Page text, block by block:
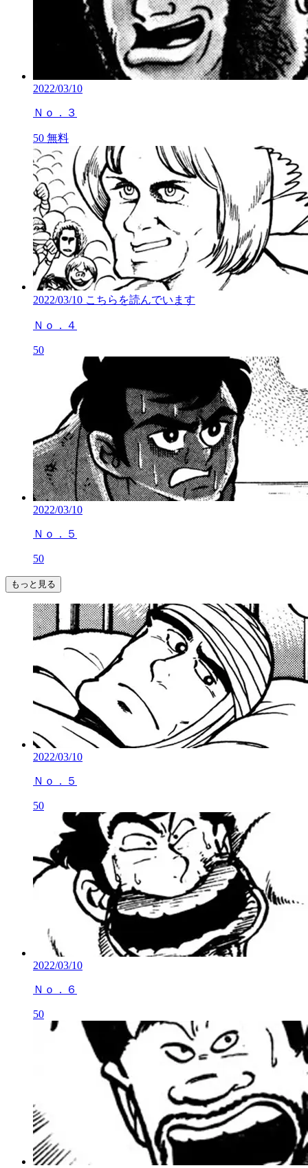
2022/03/10
Ｎｏ．３
50 無料
2022/03/10 こちらを読んでいます
Ｎｏ．４
50
2022/03/10
Ｎｏ．５
50
もっと見る
2022/03/10
Ｎｏ．５
50
2022/03/10
Ｎｏ．６
50